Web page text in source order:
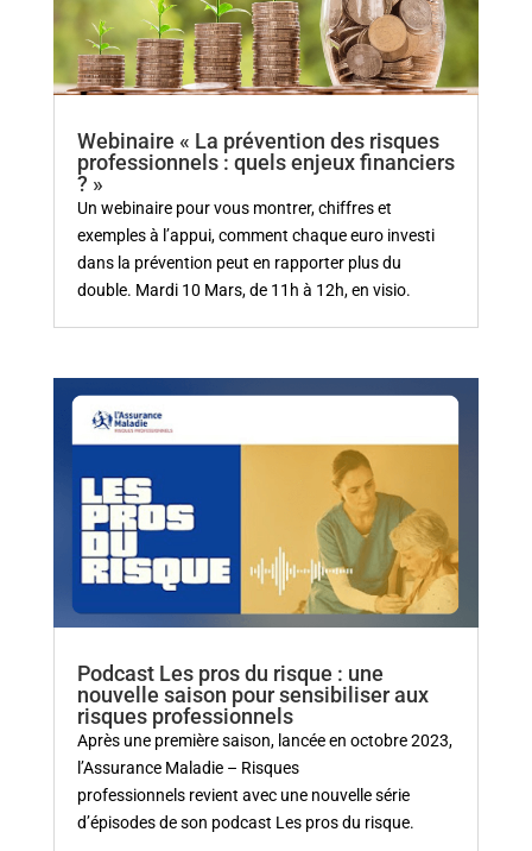
Webinaire « La prévention des risques
professionnels : quels enjeux financiers
? »
Un webinaire pour vous montrer, chiffres et
exemples à l’appui, comment chaque euro investi
dans la prévention peut en rapporter plus du
double. Mardi 10 Mars, de 11h à 12h, en visio.
Podcast Les pros du risque : une
nouvelle saison pour sensibiliser aux
risques professionnels
Après une première saison, lancée en octobre 2023,
l’Assurance Maladie – Risques
professionnels revient avec une nouvelle série
d’épisodes de son podcast Les pros du risque.